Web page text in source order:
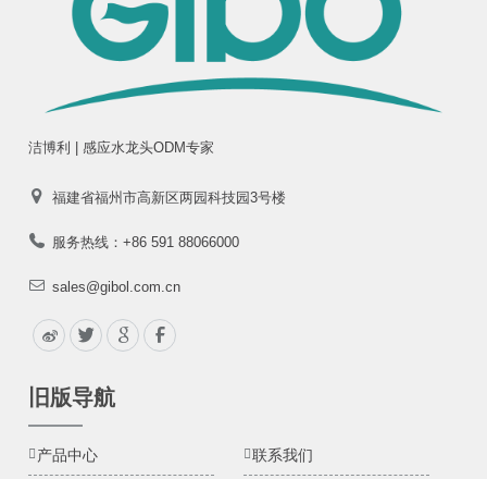
洁博利 | 感应水龙头ODM专家
福建省福州市高新区两园科技园3号楼
服务热线：+86 591 88066000
sales@gibol.com.cn
旧版导航
产品中心 联系我们